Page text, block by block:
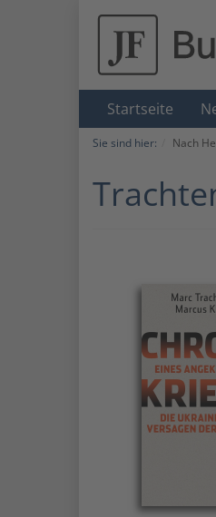
Startseite
Sie sind hier: Nach